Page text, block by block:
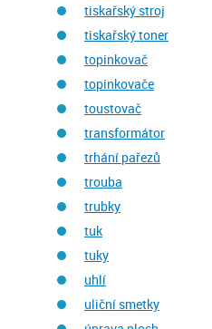
tiskařský stroj
tiskařský toner
topinkovač
topinkovače
toustovač
transformátor
trhání pařezů
trouba
trubky
tuk
tuky
uhlí
uliční smetky